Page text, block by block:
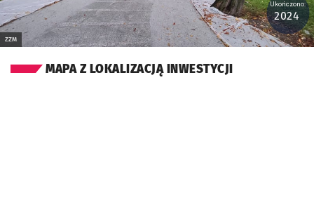
ZZM
Ukończono:
2024
MAPA Z LOKALIZACJĄ INWESTYCJI